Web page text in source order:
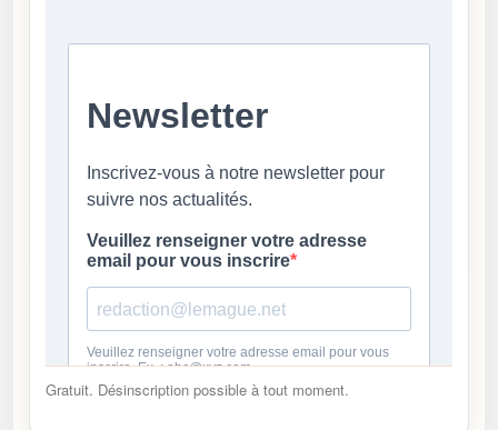
Gratuit. Désinscription possible à tout moment.